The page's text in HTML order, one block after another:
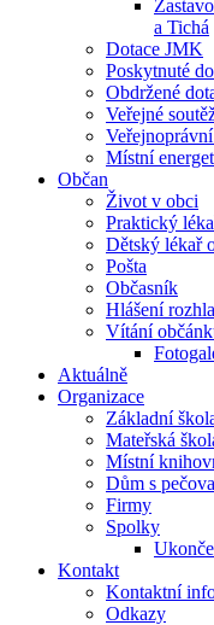
a Tichá
Dotace JMK
Poskytnuté
Obdržené
Veřejné
Místní
Občan
Život v obci
Praktický
Dětský lékař
Pošta
Občasník
Hlášení
Vítání
Aktuálně
Organizace
Základní
Mateřská
Místní
Dům s
Firmy
Spolky
Kontakt
Kontaktní
Odkazy